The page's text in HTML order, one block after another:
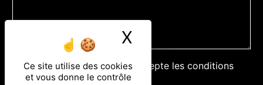
Ce site utilise des cookies
et vous donne le contrôle
X
En cochant cette case, j'accepte les conditions
particulières ci-dessous **